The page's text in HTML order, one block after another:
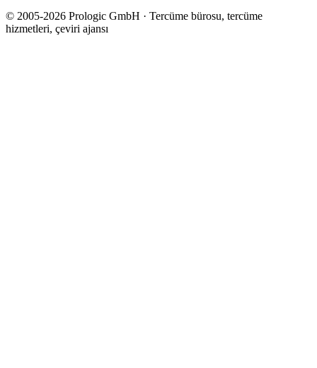
© 2005-2026 Prologic GmbH · Tercüme bürosu, tercüme
hizmetleri, çeviri ajansı